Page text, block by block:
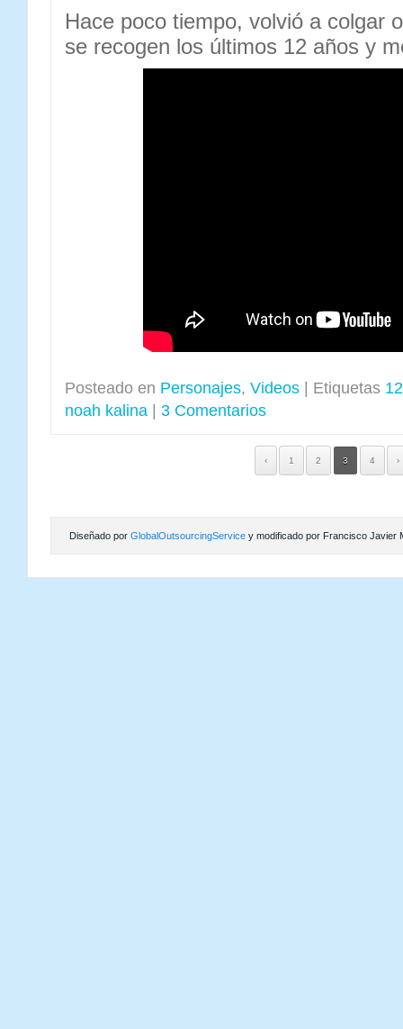
Hace poco tiempo, volvió a colgar
se recogen los últimos 12 años y
Posteado en Personajes, Videos Etiquetas
noah kalina
3 Comentarios
‹ 1 2 3 4 ›
Diseñado por GlobalOutsourcingService y modificado por Francisco Javier